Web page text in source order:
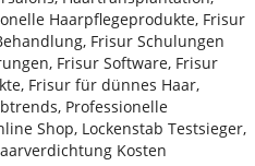
Haarpflegeprodukte, Frisur
Frisur Schulungen
Frisur Software, Frisur
Frisur für dünnes Haar,
Professionelle
Shop, Lockenstab Testsieger,
Kosten